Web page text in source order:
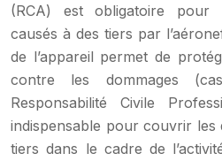
(RCA) est obligatoire pour
causés à des tiers par
de l’appareil permet de
contre les dommages
Responsabilité Civile
indispensable pour couvrir les
tiers dans le cadre de